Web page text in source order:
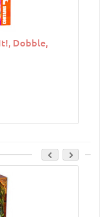
Dobble,